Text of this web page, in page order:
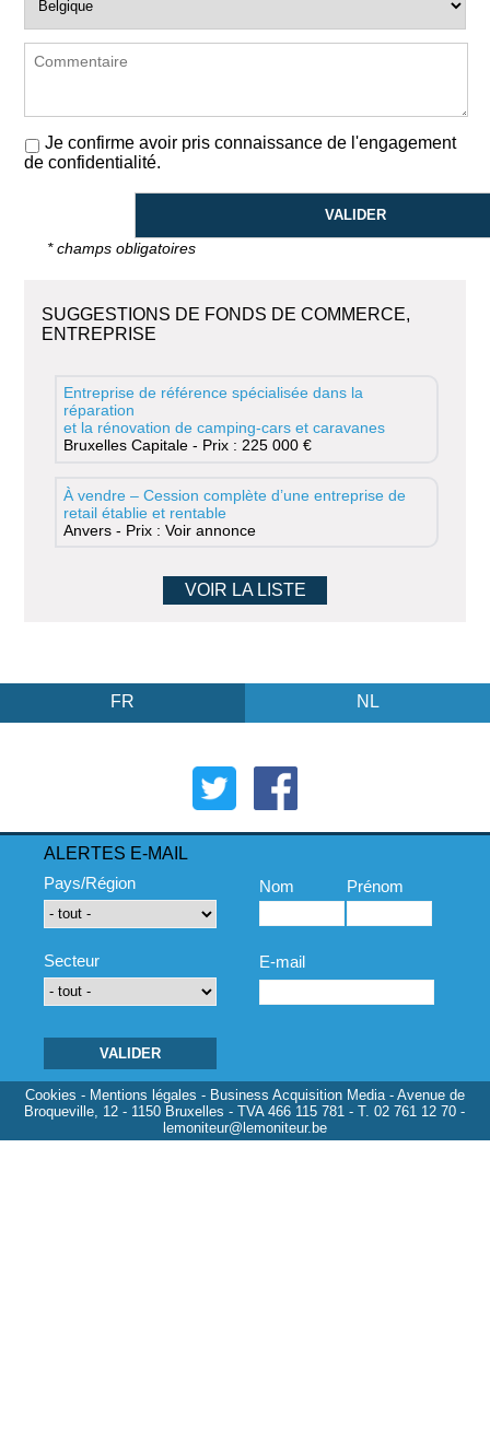
Je confirme avoir pris connaissance de l'engagement
de confidentialité.
* champs obligatoires
SUGGESTIONS DE FONDS DE COMMERCE,
ENTREPRISE
Entreprise de référence spécialisée dans la
réparation
et la rénovation de camping-cars et caravanes
Bruxelles Capitale - Prix : 225 000 €
À vendre – Cession complète d’une entreprise de
retail établie et rentable
Anvers - Prix : Voir annonce
VOIR LA LISTE
FR NL
ALERTES E-MAIL
Pays/Région
Secteur
Nom Prénom
E-mail
Cookies - Mentions légales - Business Acquisition Media - Avenue de
Broqueville, 12 - 1150 Bruxelles - TVA 466 115 781 - T. 02 761 12 70 -
lemoniteur@lemoniteur.be